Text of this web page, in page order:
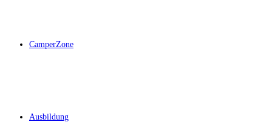
CamperZone
Ausbildung